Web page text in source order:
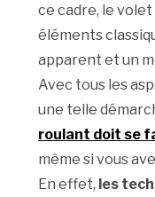
ce cadre, le
éléments
apparent et un
Avec tous les
une telle
roulant doit se
même si vous
En effet, les